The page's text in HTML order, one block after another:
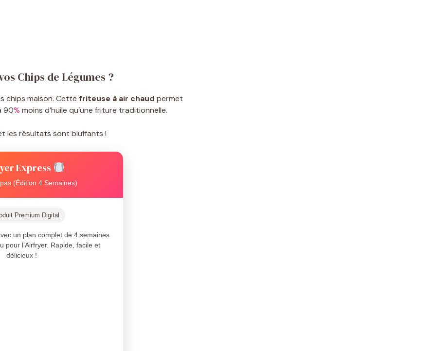
Chips de Légumes ?
chips maison. Cette friteuse à air chaud permet
90% moins d’huile qu’une friture traditionnelle.
les résultats sont bluffants !
Express
(Édition 4 Semaines)
Premium Digital
un plan complet de 4 semaines
pour l’Airfryer. Rapide, facile et
délicieux !